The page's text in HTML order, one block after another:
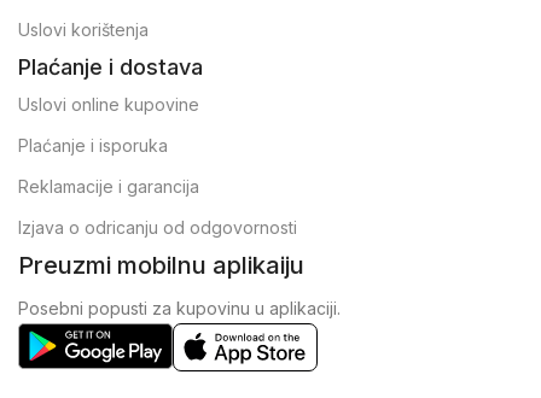
Uslovi korištenja
Plaćanje i dostava
Uslovi online kupovine
Plaćanje i isporuka
Reklamacije i garancija
Izjava o odricanju od odgovornosti
Preuzmi mobilnu aplikaiju
Posebni popusti za kupovinu u aplikaciji.